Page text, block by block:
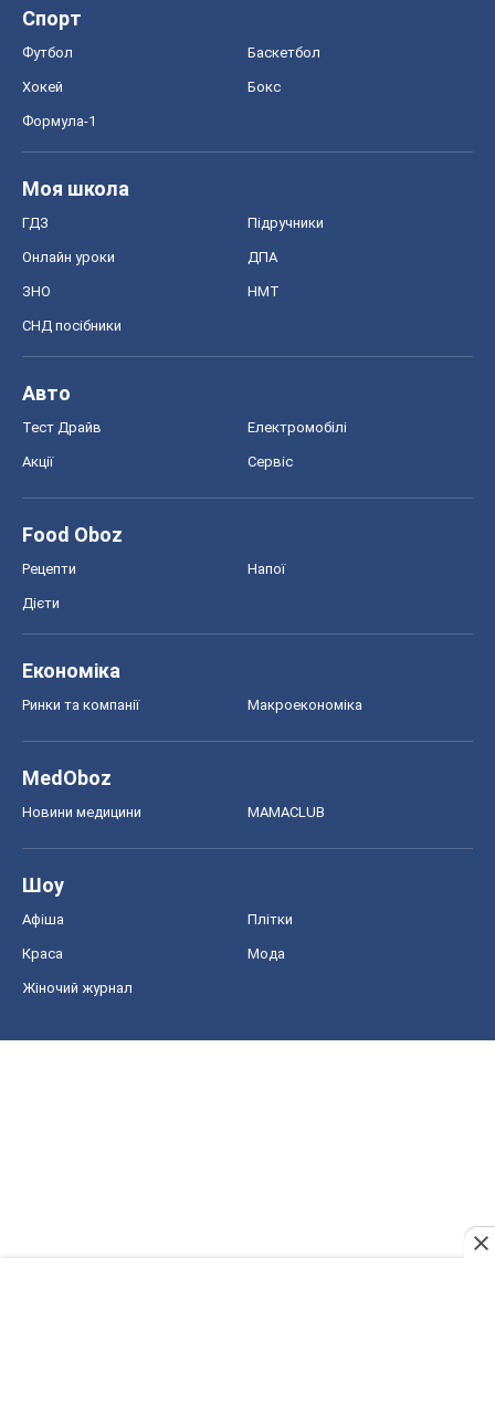
Спорт
Футбол Баскетбол
Хокей Бокс
Формула-1
Моя школа
ГДЗ Підручники
Онлайн уроки ДПА
ЗНО НМТ
СНД посібники
Авто
Тест Драйв Електромобілі
Акції Сервіс
Food Oboz
Рецепти Напої
Дієти
Економіка
Ринки та компанії Макроекономіка
MedOboz
Новини медицини MAMACLUB
Шоу
Афіша Плітки
Краса Мода
Жіночий журнал